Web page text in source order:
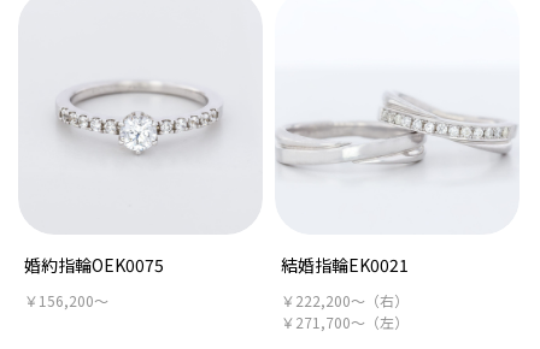
婚約指輪OEK0075
￥156,200～
結婚指輪EK0021
￥222,200～（右）
￥271,700～（左）